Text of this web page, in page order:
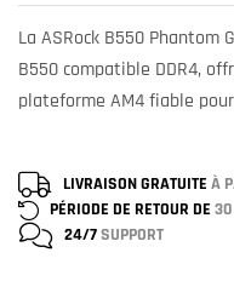
La ASRock B550 Phantom
B550 compatible DDR4,
plateforme AM4 fiable
LIVRAISON GRATUITE À
PÉRIODE DE RETOUR DE 30
24/7SUPPORT